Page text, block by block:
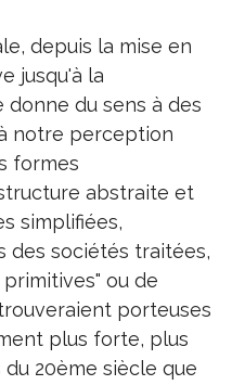
depuis la mise en
jusqu'à la
du sens à des
notre perception
formes
abstraite et
simplifiées,
des sociétés traitées,
ou de
porteuses
plus forte, plus
20ème siècle que